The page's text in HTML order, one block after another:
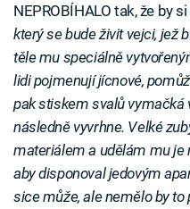
NEPROBÍHALO tak, že by
který se bude živit vejci, jež
těle mu speciálně
lidi pojmenují jícnové,
pak stiskem svalů vymačká
následně vyvrhne. Velké
materiálem a udělám mu je
aby disponoval jedovým
sice může, ale nemělo by